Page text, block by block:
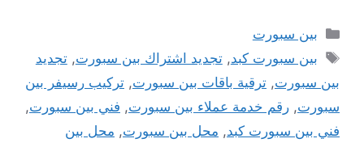
التصنيفات
بين سبورت
الوسوم
بين سبورت كبد,تجديد اشتراك بين سبورت,تجديد
بين سبورت, ترقية باقات بين سبورت, تركيب رسيفر بين
سبورت, رقم خدمة عملاء بين سبورت, فني بين سبورت,
فني بين سبورت كبد, محل بين سبورت, محل بين